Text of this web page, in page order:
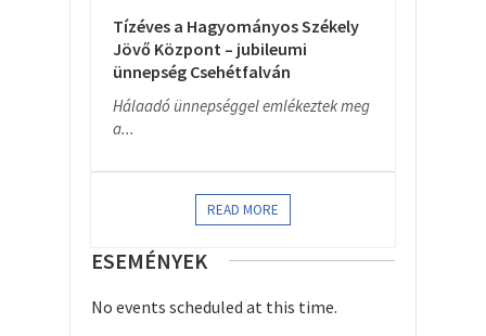
Tízéves a Hagyományos Székely
Jövő Központ – jubileumi
ünnepség Csehétfalván
Hálaadó ünnepséggel emlékeztek meg
a...
READ MORE
ESEMÉNYEK
No events scheduled at this time.